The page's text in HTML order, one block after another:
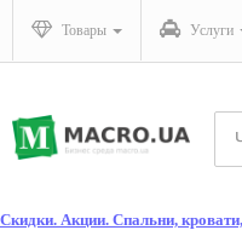
Товары Услуги
Скидки. Акции. Спальни,